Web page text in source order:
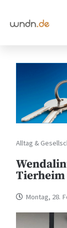
Alltag &
Montag, 28.